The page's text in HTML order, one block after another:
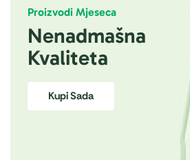
Proizvodi Mjeseca
Nenadmašna
Kvaliteta
Kupi Sada